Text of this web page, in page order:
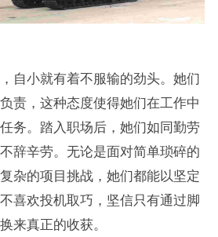
自小就有着不服输的劲头。她们
责，这种态度使得她们在工作中
务。踏入职场后，她们如同勤劳
辞辛劳。无论是面对简单琐碎的
杂的项目挑战，她们都能以坚定
喜欢投机取巧，坚信只有通过脚
来真正的收获。